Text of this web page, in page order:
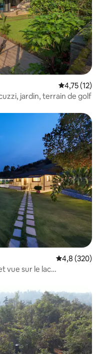
Évaluation
4,75 (12)
jardin, terrain de golf
Évaluation
4,8 (320)
vue sur le lac